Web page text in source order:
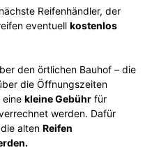
Reifenhändler, der
eventuellkostenlos
den örtlichen Bauhof – die
die Öffnungszeiten
einekleine Gebühr für
werden. Dafür
die altenReifen